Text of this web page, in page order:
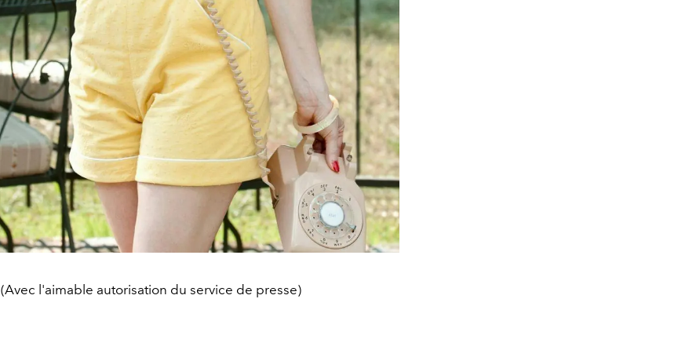
(Avec l'aimable autorisation du service de presse)